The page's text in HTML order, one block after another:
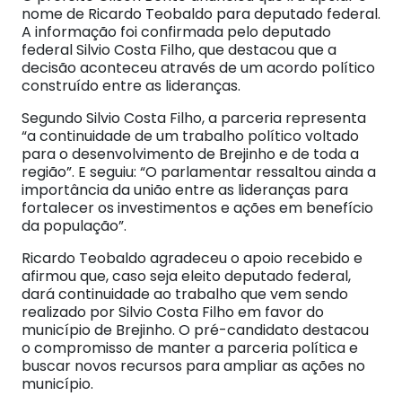
nome de Ricardo Teobaldo para deputado federal.
A informação foi confirmada pelo deputado
federal Silvio Costa Filho, que destacou que a
decisão aconteceu através de um acordo político
construído entre as lideranças.
Segundo Silvio Costa Filho, a parceria representa
“a continuidade de um trabalho político voltado
para o desenvolvimento de Brejinho e de toda a
região”. E seguiu: “O parlamentar ressaltou ainda a
importância da união entre as lideranças para
fortalecer os investimentos e ações em benefício
da população”.
Ricardo Teobaldo agradeceu o apoio recebido e
afirmou que, caso seja eleito deputado federal,
dará continuidade ao trabalho que vem sendo
realizado por Silvio Costa Filho em favor do
município de Brejinho. O pré-candidato destacou
o compromisso de manter a parceria política e
buscar novos recursos para ampliar as ações no
município.